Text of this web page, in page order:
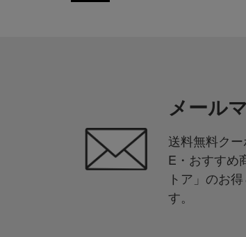
メール
送料無料ク
E・おすすめ
トア」のお
す。